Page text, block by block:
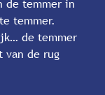
de temmer in
temmer.
de temmer
van de rug